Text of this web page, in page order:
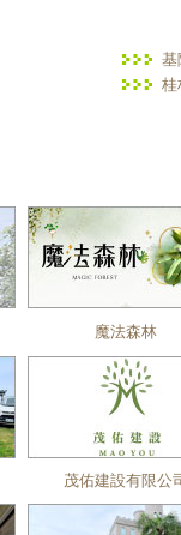
基
桂
魔法森林
茂佑建設有限公